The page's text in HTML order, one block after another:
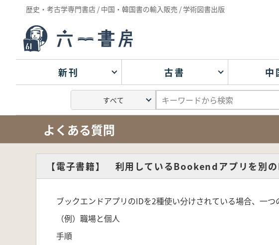
歴史・考古学専門書店 / 中国・韓国書の輸入販売 / 学術図書出版
新刊 古書 中
よくある質問
【電子書籍】 利用しているBookendアプリを別
ブックエンドアプリのIDを2種使い分けされている場合、一
（例）職場と個人
手順